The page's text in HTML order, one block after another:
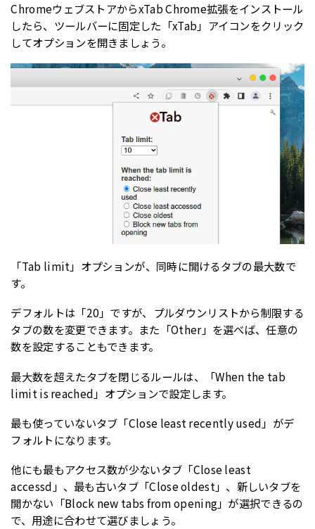
ChromeウェブストアからxTab Chrome拡張をインストール
したら、ツールバーに固定した「xTab」アイコンをクリック
してオプションを開きましょう。
「Tab limit」オプションが、同時に開けるタブの最大数で
す。
デフォルトは「20」ですが、プルダウンリストから制限する
タブの数を変更できます。また「Other」を選べば、任意の
数を設定することもできます。
最大数を超えたタブを閉じるルールは、「When the tab
limit is reached」オプションで設定します。
最も使っていないタブ「Close least recently used」がデ
フォルトになります。
他にも最もアクセス数が少ないタブ「Close least
accessd」、最も古いタブ「Close oldest」、新しいタブを
開かない「Block new tabs from opening」が選択できるの
で、用途に合わせて選びましょう。